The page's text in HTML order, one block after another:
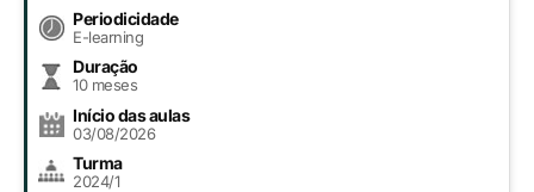
Periodicidade
E-learning
Duração
10 meses
Início das aulas
03/08/2026
Turma
2024/1